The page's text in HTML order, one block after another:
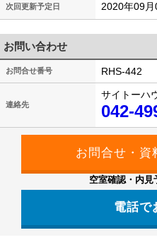
次回更新予定日 2020年09月
お問い合わせ
お問合せ番号 RHS-442
連絡先
サイトーハ
042-
空室確認・内見
電話で